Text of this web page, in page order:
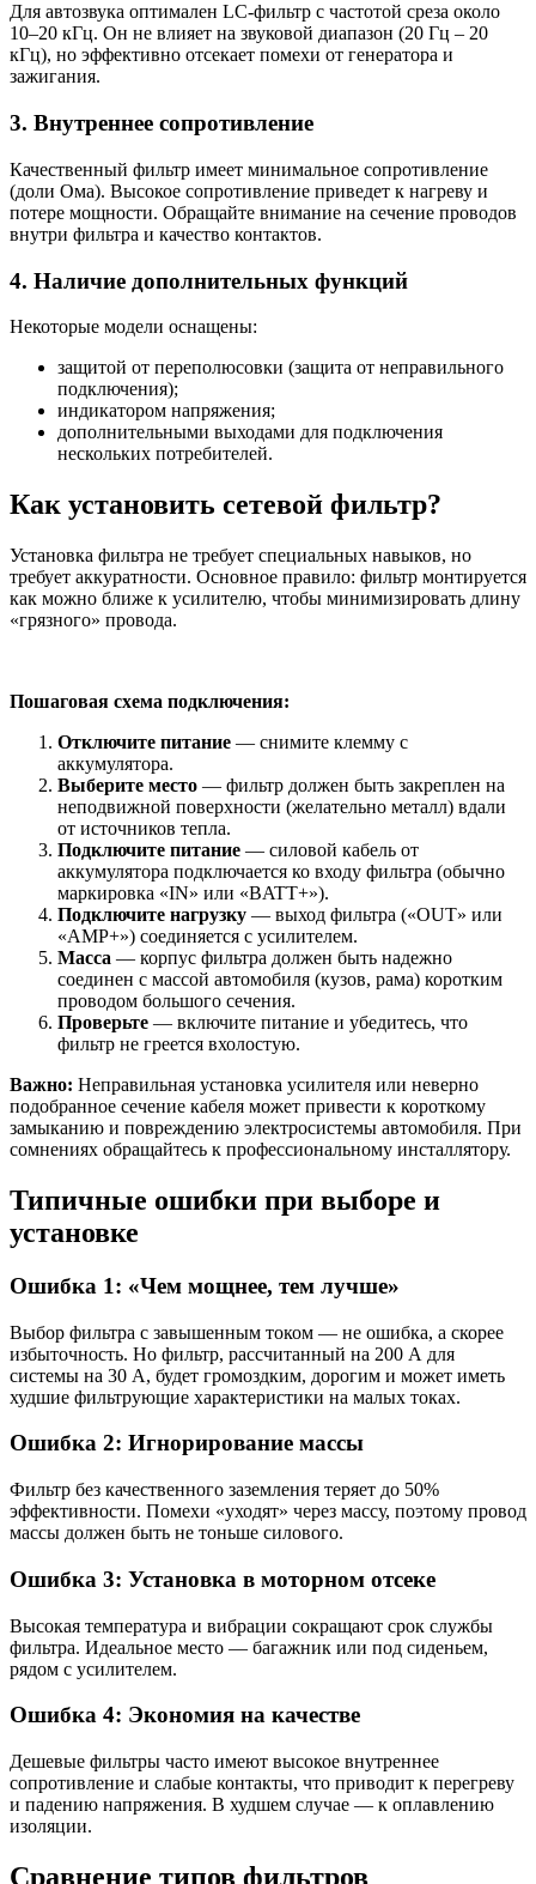
Для автозвука оптимален LC-фильтр с частотой среза около
10–20 кГц. Он не влияет на звуковой диапазон (20 Гц – 20
кГц), но эффективно отсекает помехи от генератора и
зажигания.
3. Внутреннее сопротивление
Качественный фильтр имеет минимальное сопротивление
(доли Ома). Высокое сопротивление приведет к нагреву и
потере мощности. Обращайте внимание на сечение проводов
внутри фильтра и качество контактов.
4. Наличие дополнительных функций
Некоторые модели оснащены:
защитой от переполюсовки (защита от неправильного
подключения);
индикатором напряжения;
дополнительными выходами для подключения
нескольких потребителей.
Как установить сетевой фильтр?
Установка фильтра не требует специальных навыков, но
требует аккуратности. Основное правило: фильтр монтируется
как можно ближе к усилителю, чтобы минимизировать длину
«грязного» провода.
Пошаговая схема подключения:
Отключите питание — снимите клемму с
аккумулятора.
Выберите место — фильтр должен быть закреплен на
неподвижной поверхности (желательно металл) вдали
от источников тепла.
Подключите питание — силовой кабель от
аккумулятора подключается ко входу фильтра (обычно
маркировка «IN» или «BATT+»).
Подключите нагрузку — выход фильтра («OUT» или
«AMP+») соединяется с усилителем.
Масса — корпус фильтра должен быть надежно
соединен с массой автомобиля (кузов, рама) коротким
проводом большого сечения.
Проверьте — включите питание и убедитесь, что
фильтр не греется вхолостую.
Важно: Неправильная установка усилителя или неверно
подобранное сечение кабеля может привести к короткому
замыканию и повреждению электросистемы автомобиля. При
сомнениях обращайтесь к профессиональному инсталлятору.
Типичные ошибки при выборе и
установке
Ошибка 1: «Чем мощнее, тем лучше»
Выбор фильтра с завышенным током — не ошибка, а скорее
избыточность. Но фильтр, рассчитанный на 200 А для
системы на 30 А, будет громоздким, дорогим и может иметь
худшие фильтрующие характеристики на малых токах.
Ошибка 2: Игнорирование массы
Фильтр без качественного заземления теряет до 50%
эффективности. Помехи «уходят» через массу, поэтому провод
массы должен быть не тоньше силового.
Ошибка 3: Установка в моторном отсеке
Высокая температура и вибрации сокращают срок службы
фильтра. Идеальное место — багажник или под сиденьем,
рядом с усилителем.
Ошибка 4: Экономия на качестве
Дешевые фильтры часто имеют высокое внутреннее
сопротивление и слабые контакты, что приводит к перегреву
и падению напряжения. В худшем случае — к оплавлению
изоляции.
Сравнение типов фильтров